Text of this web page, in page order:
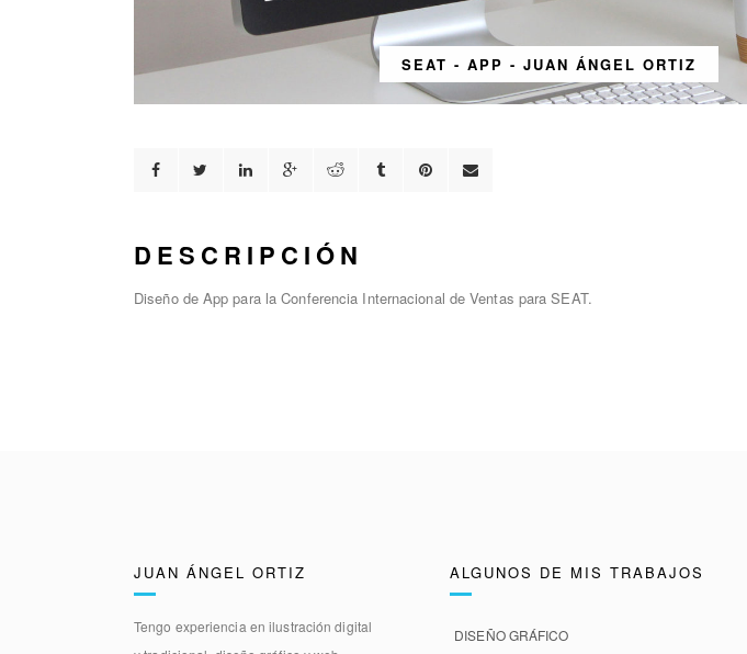
SEAT - APP - JUAN ÁNGEL ORTIZ
DESCRIPCIÓN
Diseño de App para la Conferencia Internacional de Ventas para SEAT.
JUAN ÁNGEL ORTIZ
Tengo experiencia enilustración digital
ALGUNOS DE MIS TRABAJOS
DISEÑO GRÁFICO